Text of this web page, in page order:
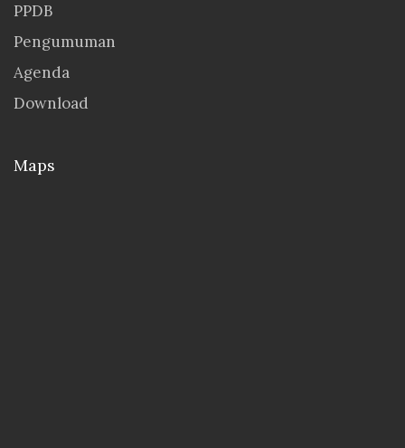
PPDB
Pengumuman
Agenda
Download
Maps